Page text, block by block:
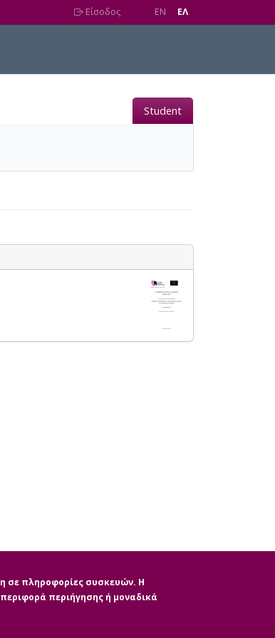
Είσοδος EN EΛ
Student
σε πληροφορίες συσκευών. Η
περιήγησης ή μοναδικά